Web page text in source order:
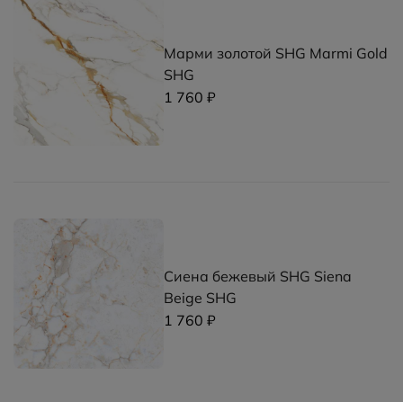
Марми золотой SHG Marmi Gold
SHG
1 760 ₽
Сиена бежевый SHG Siena
Beige SHG
1 760 ₽